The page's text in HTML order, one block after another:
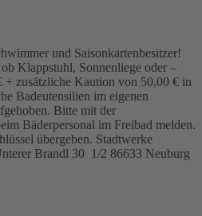
und Saisonkartenbesitzer!
ob Klappstuhl, Sonnenliege oder –
+ zusätzliche Kaution von 50,00 € in
Badeutensilien im eigenen
Bitte mit der
Bäderpersonal im Freibad melden.
übergeben. Stadtwerke
Brandl 30 1/2 86633 Neuburg